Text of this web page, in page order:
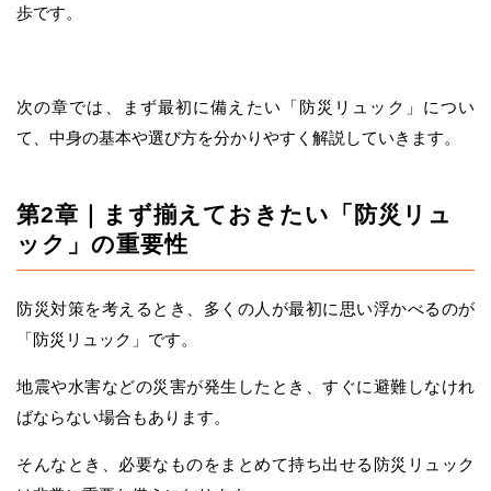
歩です。
次の章では、まず最初に備えたい「防災リュック」につい
て、中身の基本や選び方を分かりやすく解説していきます。
第2章｜まず揃えておきたい「防災リュ
ック」の重要性
防災対策を考えるとき、多くの人が最初に思い浮かべるのが
「防災リュック」です。
地震や水害などの災害が発生したとき、すぐに避難しなけれ
ばならない場合もあります。
そんなとき、必要なものをまとめて持ち出せる防災リュック